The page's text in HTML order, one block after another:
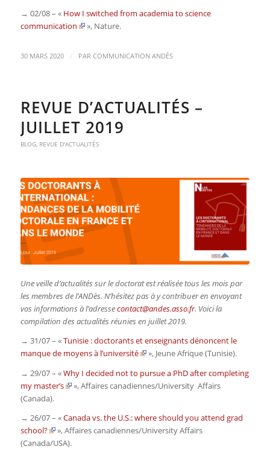
→ 02/08 – « How I switched from academia to science
communication
», Nature.
30 MARS 2020 / PAR COMMUNICATION ANDÈS
REVUE D’ACTUALITÉS –
JUILLET 2019
BLOG, REVUE D'ACTUALITÉS
Une veille d’actualités sur le doctorat est réalisée tous les mois par
les membres de l’ANDès. N’hésitez pas à y contribuer en envoyant
vos informations à l’adressecontact@andes.asso.fr. Voici la
compilation des actualités réunies en juillet 2019.
→ 31/07 – «Tunisie : doctorants et enseignants dénoncent le
manque de moyens à l’université
», Jeune Afrique(Tunisie).
→ 29/07 – «Why I decided not to pursue a PhD after completing
my master’s
»,Affaires canadiennes/University Affairs
(Canada).
→ 26/07 – «Canada vs. the U.S.: where should you attend grad
school?
»,Affaires canadiennes/University Affairs
(Canada/USA).